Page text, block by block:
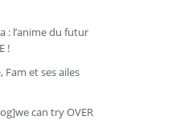
: l’anime du futur
!
Fam et ses ailes
can try OVER